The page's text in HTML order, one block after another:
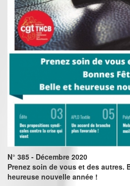
N° 385 - Décembre 2020
Prenez soin de vous et des autres.
heureuse nouvelle année !